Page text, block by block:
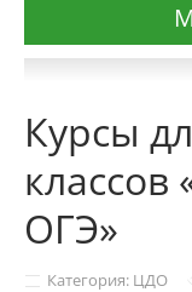
Основные
Структура и
Курсы
классов
ОГЭ»
Категория: ЦДО